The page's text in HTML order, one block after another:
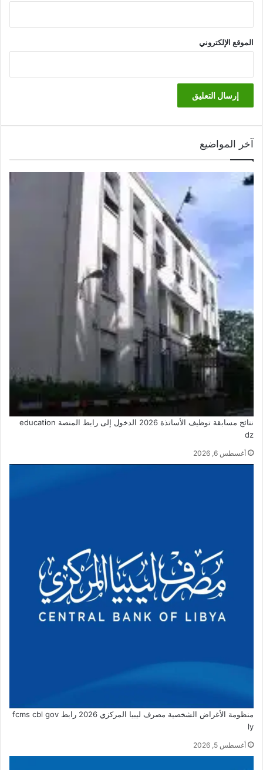
الموقع الإلكتروني
آخر المواضيع
نتائج مسابقة توظيف الأساتذة 2026 الدخول إلى رابط المنصة education
dz
أغسطس 6, 2026
منظومة الأغراض الشخصية مصرف ليبيا المركزي 2026 رابط fcms cbl gov
ly
أغسطس 5, 2026